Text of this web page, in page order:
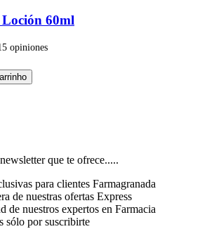
60ml
opiniones
que te ofrece.....
para clientes Farmagranada
de nuestras ofertas Express
de nuestros expertos en Farmacia
sólo por suscribirte